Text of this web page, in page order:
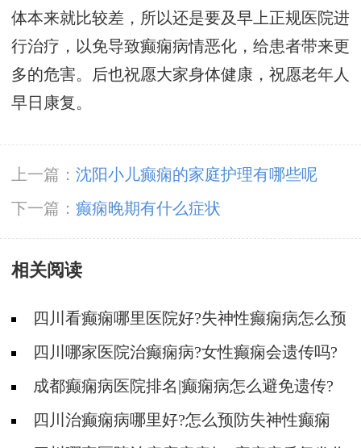
体本来就比较差，所以还是要及早上正规医院进
行治疗，以免导致癫痫病情恶化，给患者带来更
多的危害。后也祝愿大家身体健康，祝愿老年人
早日康复。
上一篇： 沈阳小儿癫痫的家庭护理有哪些呢
下一篇： 癫痫晚期有什么症状
相关阅读
四川看癫痫哪里医院好?失神性癫痫病怎么预
防? 四川哪家医院治癫痫病?女性癫痫会遗传吗?
成都癫痫病医院排名|癫痫病怎么避免遗传?
四川治癫痫病哪里好?怎么预防失神性癫痫